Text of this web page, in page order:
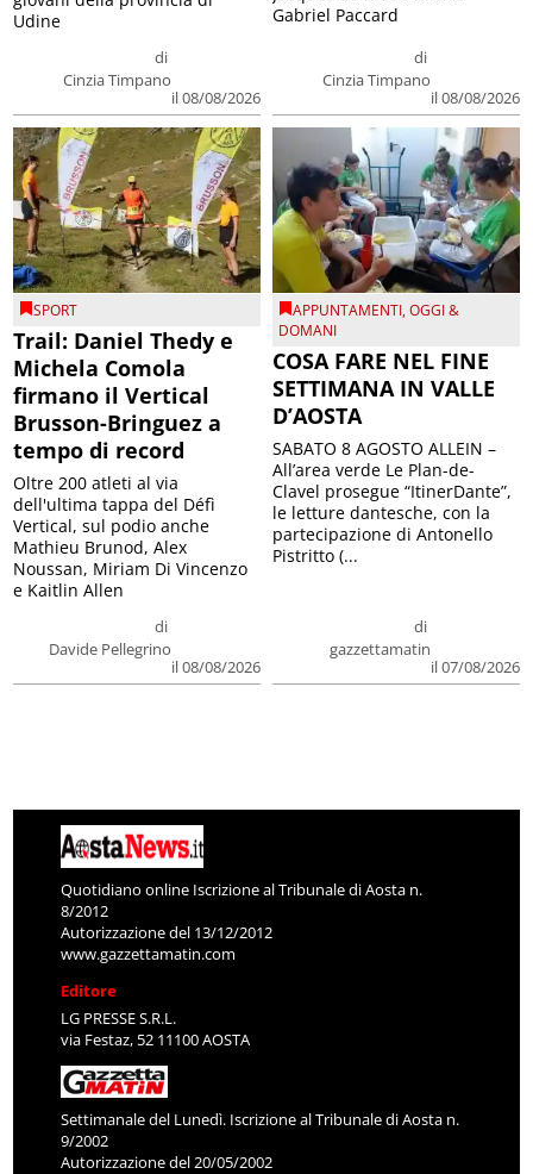
di
Cinzia Timpano
il 08/08/2026
Udine
di
Cinzia Timpano
il 08/08/2026
Gabriel Paccard
SPORT
Trail: Daniel Thedy e
Michela Comola
firmano il Vertical
Brusson-Bringuez a
tempo di record
di
Davide Pellegrino
il 08/08/2026
Oltre 200 atleti al via
dell'ultima tappa del Défì
Vertical, sul podio anche
Mathieu Brunod, Alex
Noussan, Miriam Di Vincenzo
e Kaitlin Allen
APPUNTAMENTI,OGGI &
DOMANI
COSA FARE NEL FINE
SETTIMANA IN VALLE
D’AOSTA
di
gazzettamatin
il 07/08/2026
SABATO 8 AGOSTO ALLEIN –
All’area verde Le Plan-de-
Clavel prosegue “ItinerDante”,
le letture dantesche, con la
partecipazione di Antonello
Pistritto (...
Quotidiano online Iscrizione al Tribunale di Aosta n.
8/2012
Autorizzazione del 13/12/2012
www.gazzettamatin.com
Editore
LG PRESSE S.R.L.
via Festaz, 52 11100 AOSTA
Settimanale del Lunedì. Iscrizione al Tribunale di Aosta n.
9/2002
Autorizzazione del 20/05/2002